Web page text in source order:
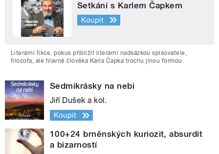
Setkání s Karlem Čapkem
Koupit
Literární fikce, pokus přiblížit literární nadsázkou spisovatele,
filozofa, ale hlavně člověka Karla Čapka trochu jinou formou.
Sedmikrásky na nebi
Jiří Dušek a kol.
Koupit
100+24 brněnských kuriozit, absurdit
a bizarností